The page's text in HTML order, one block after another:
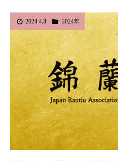
2024.4.8 2024年